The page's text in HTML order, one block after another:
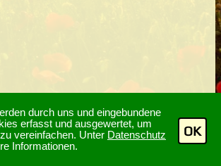
durch uns und eingebundene
erfasst und ausgewertet, um
vereinfachen. Unter Datenschutz
Informationen.
OK